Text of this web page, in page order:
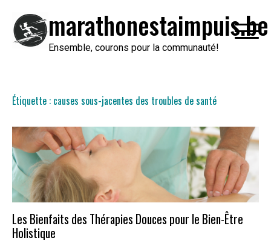
contenu
marathonestaimpuis.be
Ensemble, courons pour la communauté!
Étiquette : causes sous-jacentes des troubles de santé
Les Bienfaits des Thérapies Douces pour le Bien-Être
Holistique